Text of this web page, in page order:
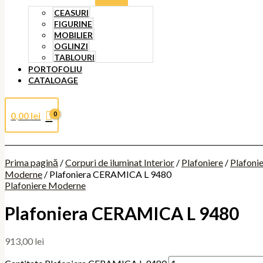
CEASURI
FIGURINE
MOBILIER
OGLINZI
TABLOURI
PORTOFOLIU
CATALOAGE
0,00 lei
Prima pagină /Corpuri de iluminat Interior / Plafoniere /
Moderne / Plafoniera CERAMICA L 9480
Plafoniere Moderne
Plafoniera CERAMICA L 9480
913,00 lei